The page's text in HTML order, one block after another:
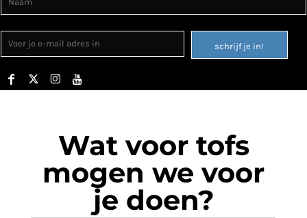
schrijf je in!
Wat voor tofs
mogen we voor
je doen?